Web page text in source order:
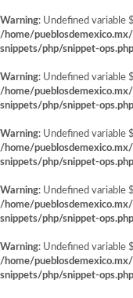
Warning: Undefined variable
/home/
snippets/php/snippet-
Warning: Undefined variable
/home/
snippets/php/snippet-
Warning: Undefined variable
/home/
snippets/php/snippet-
Warning: Undefined variable
/home/
snippets/php/snippet-
Warning: Undefined variable
/home/
snippets/php/snippet-